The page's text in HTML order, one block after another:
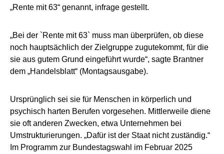
„Rente mit 63“ genannt, infrage gestellt.
„Bei der `Rente mit 63` muss man überprüfen, ob diese
noch hauptsächlich der Zielgruppe zugutekommt, für die
sie aus gutem Grund eingeführt wurde“, sagte Brantner
dem „Handelsblatt“ (Montagsausgabe).
Ursprünglich sei sie für Menschen in körperlich und
psychisch harten Berufen vorgesehen. Mittlerweile diene
sie oft anderen Zwecken, etwa Unternehmen bei
Umstrukturierungen. „Dafür ist der Staat nicht zuständig.“
Im Programm zur Bundestagswahl im Februar 2025